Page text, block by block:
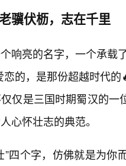
骥伏枥，志在千里
响亮的名字，一个承载
恋的，是那份超越时代
仅是三国时期蜀汉的
心怀壮志的典范。
”四个字，仿佛就是为